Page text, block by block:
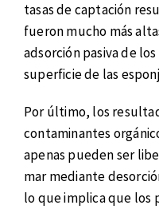
tasas de captación
fueron mucho más
adsorción pasiva de
superficie de las
Por último, los
contaminantes
apenas pueden ser
mar mediante
lo que implica que los